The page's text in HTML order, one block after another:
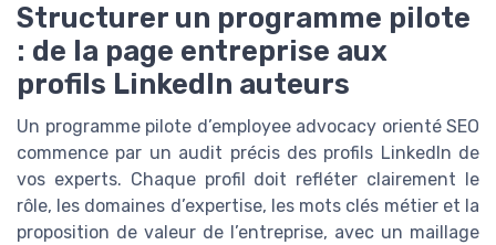
Structurer un programme pilote
: de la page entreprise aux
profils LinkedIn auteurs
Un programme pilote d’employee advocacy orienté SEO
commence par un audit précis des profils LinkedIn de
vos experts. Chaque profil doit refléter clairement le
rôle, les domaines d’expertise, les mots clés métier et la
proposition de valeur de l’entreprise, avec un maillage